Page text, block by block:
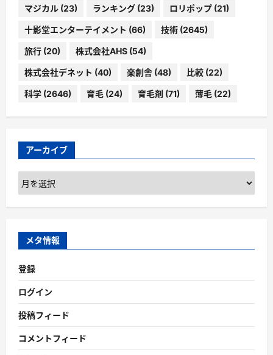
マジカル (23) ランキング (23) ロリポップ (21)
十影堂エンターテイメント (66) 技術 (2645)
旅行 (20) 株式会社AHS (54)
株式会社デネット (40) 楽創舎 (48) 比較 (22)
科学 (2646) 育毛 (24) 育毛剤 (71) 薄毛 (22)
アーカイブ
ア
ー
カ
ブ
メタ情報
登録
ログイン
投稿フィード
コメントフィード